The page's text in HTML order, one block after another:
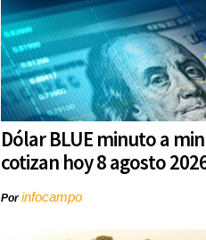
Dólar BLUE minuto a
cotizan hoy 8 agosto
Porinfocampo